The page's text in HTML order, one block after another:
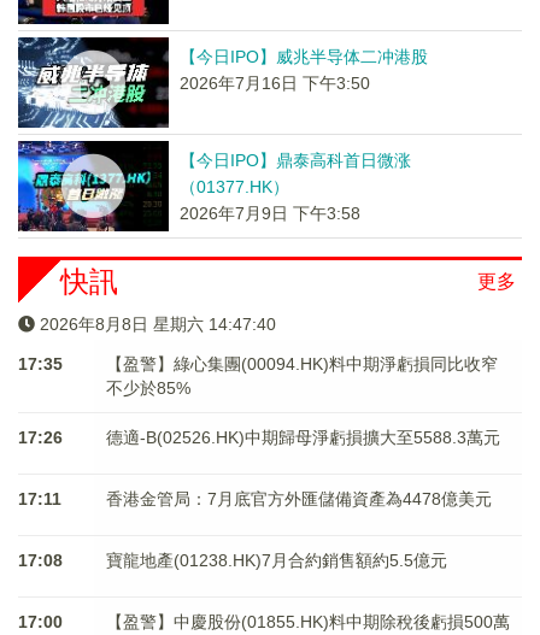
【今日IPO】威兆半导体二冲港股
2026年7月16日 下午3:50
【今日IPO】鼎泰高科首日微涨
（01377.HK）
2026年7月9日 下午3:58
更多
快訊
2026年8月8日 星期六 14:47:40
17:35
【盈警】綠心集團(00094.HK)料中期淨虧損同比收窄
不少於85%
17:26 德適-B(02526.HK)中期歸母淨虧損擴大至5588.3萬元
17:11 香港金管局：7月底官方外匯儲備資產為4478億美元
17:08 寶龍地產(01238.HK)7月合約銷售額約5.5億元
17:00
【盈警】中慶股份(01855.HK)料中期除稅後虧損500萬